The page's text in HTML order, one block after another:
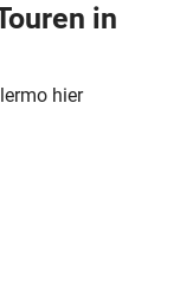
in
hier